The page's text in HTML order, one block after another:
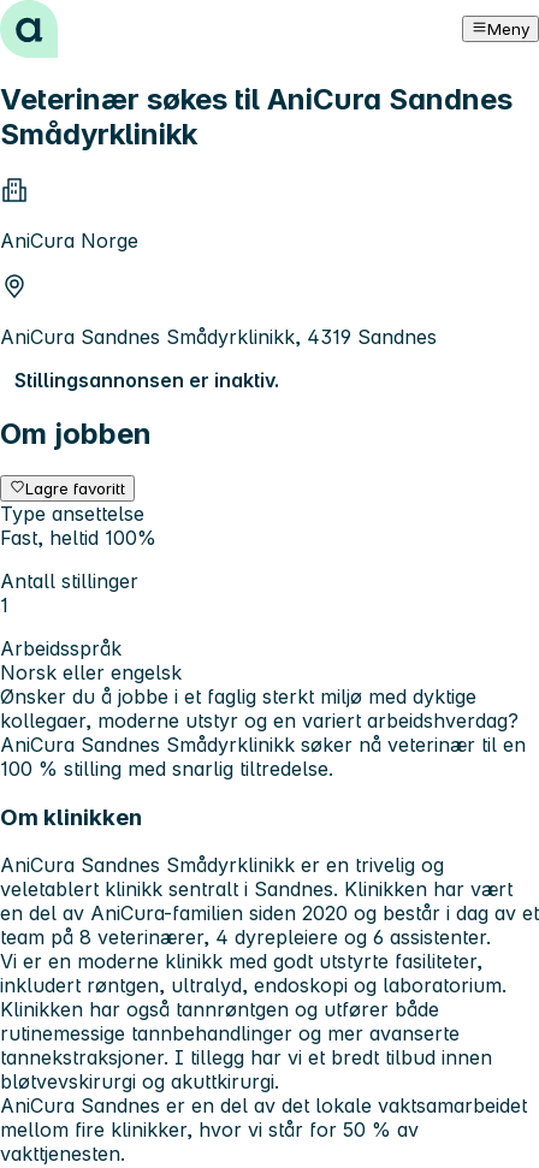
Hopp til innhold Meny
Veterinær søkes til AniCura Sandnes
Smådyrklinikk
AniCura Norge
AniCura Sandnes Smådyrklinikk, 4319 Sandnes
Stillingsannonsen er inaktiv.
Om jobben
Lagre favoritt
Type ansettelse
Fast, heltid 100%
Antall stillinger
1
Arbeidsspråk
Norsk eller engelsk
Ønsker du å jobbe i et faglig sterkt miljø med dyktige
kollegaer, moderne utstyr og en variert arbeidshverdag?
AniCura Sandnes Smådyrklinikk søker nå veterinær til en
100 % stilling med snarlig tiltredelse.
Om klinikken
AniCura Sandnes Smådyrklinikk er en trivelig og
veletablert klinikk sentralt i Sandnes. Klinikken har vært
en del av AniCura-familien siden 2020 og består i dag av et
team på 8 veterinærer, 4 dyrepleiere og 6 assistenter.
Vi er en moderne klinikk med godt utstyrte fasiliteter,
inkludert røntgen, ultralyd, endoskopi og laboratorium.
Klinikken har også tannrøntgen og utfører både
rutinemessige tannbehandlinger og mer avanserte
tannekstraksjoner. I tillegg har vi et bredt tilbud innen
bløtvevskirurgi og akuttkirurgi.
AniCura Sandnes er en del av det lokale vaktsamarbeidet
mellom fire klinikker, hvor vi står for 50 % av
vakttjenesten.